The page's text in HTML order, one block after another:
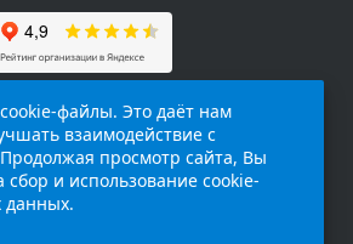
файлы. Это даёт нам
взаимодействие с
просмотр сайта, Вы
сбор и использование cookie-
данных.